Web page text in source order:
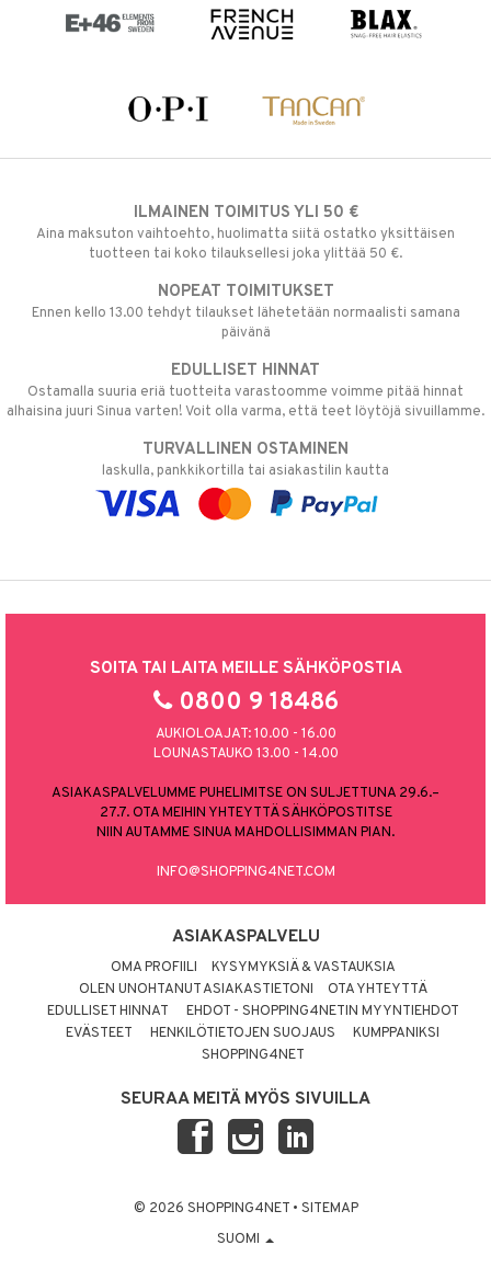
ILMAINEN TOIMITUS YLI 50 €
Aina maksuton vaihtoehto, huolimatta siitä ostatko yksittäisen
tuotteen tai koko tilauksellesi joka ylittää 50 €.
NOPEAT TOIMITUKSET
Ennen kello 13.00 tehdyt tilaukset lähetetään normaalisti samana
päivänä
EDULLISET HINNAT
Ostamalla suuria eriä tuotteita varastoomme voimme pitää hinnat
alhaisina juuri Sinua varten! Voit olla varma, että teet löytöjä sivuillamme.
TURVALLINEN OSTAMINEN
laskulla, pankkikortilla tai asiakastilin kautta
SOITA TAI LAITA MEILLE SÄHKÖPOSTIA
0800 9 18486
AUKIOLOAJAT: 10.00 - 16.00
LOUNASTAUKO 13.00 - 14.00
ASIAKASPALVELUMME PUHELIMITSE ON SULJETTUNA 29.6.–
27.7. OTA MEIHIN YHTEYTTÄ SÄHKÖPOSTITSE
NIIN AUTAMME SINUA MAHDOLLISIMMAN PIAN.
INFO@SHOPPING4NET.COM
ASIAKASPALVELU
OMA PROFIILI
KYSYMYKSIÄ & VASTAUKSIA
OLEN UNOHTANUT ASIAKASTIETONI
OTA YHTEYTTÄ
EDULLISET HINNAT
EHDOT - SHOPPING4NETIN MYYNTIEHDOT
EVÄSTEET
HENKILÖTIETOJEN SUOJAUS
KUMPPANIKSI
SHOPPING4NET
SEURAA MEITÄ MYÖS SIVUILLA
© 2026 SHOPPING4NET • SITEMAP
SUOMI